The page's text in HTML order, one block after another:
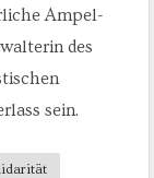
Ampel-
des
sein.